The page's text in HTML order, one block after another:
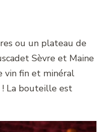
ou un plateau de
Sèvre et Maine
vin fin et minéral
La bouteille est